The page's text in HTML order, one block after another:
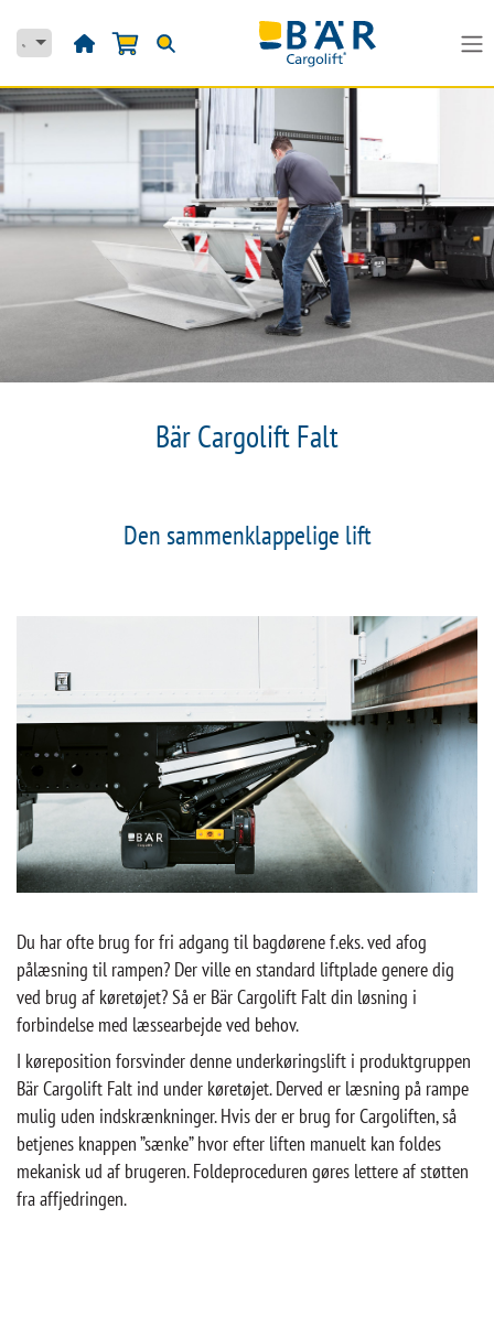
Bär Cargolift Falt
Den sammenklappelige lift
Du har ofte brug for fri adgang til bagdørene f.eks. ved afog
pålæsning til rampen? Der ville en standard liftplade genere dig
ved brug af køretøjet? Så er Bär Cargolift Falt din løsning i
forbindelse med læssearbejde ved behov.
I køreposition forsvinder denne underkøringslift i produktgruppen
Bär Cargolift Falt ind under køretøjet. Derved er læsning på rampe
mulig uden indskrænkninger. Hvis der er brug for Cargoliften, så
betjenes knappen ”sænke” hvor efter liften manuelt kan foldes
mekanisk ud af brugeren. Foldeproceduren gøres lettere af støtten
fra affjedringen.